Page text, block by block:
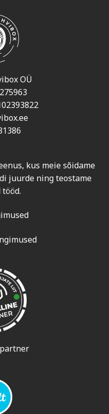
OÜ
kus meie sõidame
juurde ning teostame